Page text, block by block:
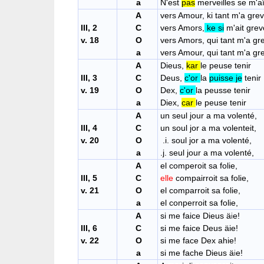
a
N'est pas merveilles se
III, 2
v. 18
A
C
O
a
vers Amour, ki tant m'a
vers Amors, ke si m'ait
vers Amors, qui tant m'a
vers Amour, qui tant m'a
III, 3
v. 19
A
C
O
a
Dieus, kar le peuse tenir
Deus, c'or la puisse je tenir
Dex, c'or la peusse tenir
Diex, car le peuse tenir
III, 4
v. 20
A
C
O
a
un seul jour a ma volenté,
un soul jor a ma volenteit,
.i. soul jor a ma volenté,
.j. seul jour a ma volenté,
III, 5
v. 21
A
C
O
a
el comperoit sa folie,
elle
el comparroit sa folie,
el conperroit sa folie,
III, 6
v. 22
A
C
O
a
si me faice Dieus äie!
si me faice Deus äie!
si me face Dex ahie!
si me fache Dieus äie!